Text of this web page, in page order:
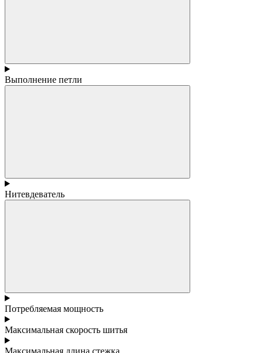
Выполнение петли
Нитевдеватель
Потребляемая мощность
Максимальная скорость шитья
Максимальная длина стежка